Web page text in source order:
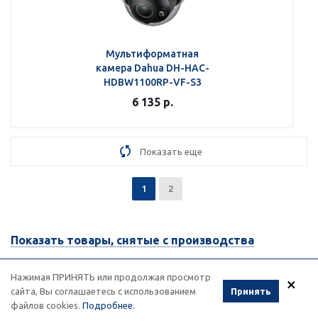
Мультиформатная
камера Dahua DH-HAC-
HDBW1100RP-VF-S3
6 135р.
Показать еще
1 2
Показать товары, снятые с производства
Нажимая ПРИНЯТЬ или продолжая просмотр
сайта, Вы соглашаетесь с использованием
файлов cookies. Подробнее.
Принять ×